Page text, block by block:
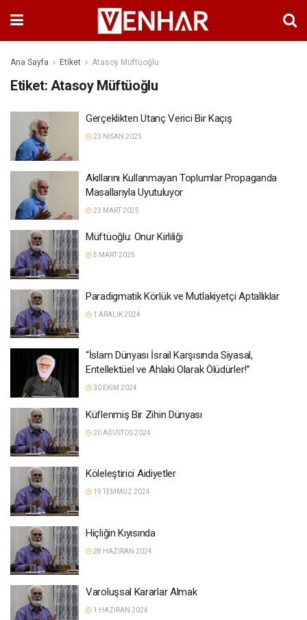
Ana Sayfa Etiket Atasoy Müftüoğlu
Etiket: Atasoy Müftüoğlu
Gerçeklikten Utanç Verici Bir Kaçış
23 NISAN 2025
Akıllarını Kullanmayan Toplumlar Propaganda
Masallarıyla Uyutuluyor
23 MART 2025
Müftüoğlu: Onur Kirliliği
5 MART 2025
Paradigmatik Körlük ve Mutlakiyetçi Aptallıklar
1 ARALIK 2024
“İslam Dünyası İsrail Karşısında Siyasal,
Entellektüel ve Ahlaki Olarak Ölüdürler!”
30 EKIM 2024
Küflenmiş Bir Zihin Dünyası
20 AĞUSTOS 2024
Köleleştirici Aidiyetler
19 TEMMUZ 2024
Hiçliğin Kıyısında
28 HAZIRAN 2024
Varoluşsal Kararlar Almak
1 HAZIRAN 2024